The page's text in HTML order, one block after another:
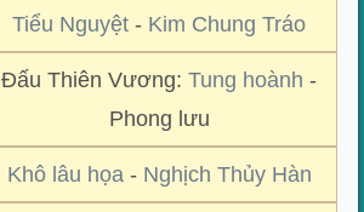
Tiểu Nguyệt - Kim Chung Tráo
Đấu Thiên Vương:Tung hoành -
Phong lưu
Khô lâu họa- Nghịch Thủy Hàn